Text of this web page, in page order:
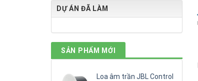
DỰ ÁN ĐÃ LÀM
SẢN PHẨM MỚI
Loa âm trần JBL Control